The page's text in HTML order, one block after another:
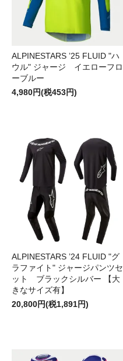
ALPINESTARS ’25 FLUID "ハ
ウル" ジャージ イエローフロ
ーブルー
4,980円(税453円)
ALPINESTARS ’24 FLUID "グ
ラファイト" ジャージパンツセ
ット ブラックシルバー 【大
きなサイズ有】
20,800円(税1,891円)